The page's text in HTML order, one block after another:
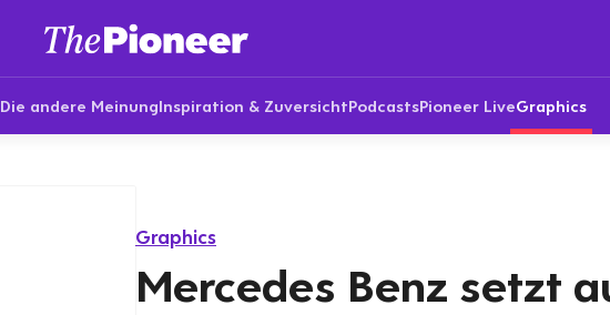
Die andere MeinungInspiration & ZuversichtPodcastsPioneer LiveGraphics
Graphics
Mercedes Benz setzt